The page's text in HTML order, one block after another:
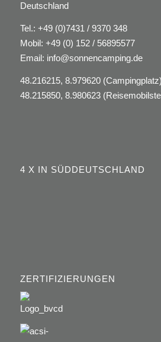
Deutschland
Tel.: +49 (0)7431 / 9370 348
Mobil: +49 (0) 152 / 56895577
Email: info@sonnencamping.de
48.216215, 8.979620 (Campingplatz)
48.215850, 8.980623
4 X IN SÜDDEUTSCHLAND
ZERTIFIZIERUNGEN